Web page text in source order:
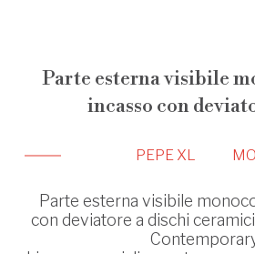
Parte esterna visibile
incasso con
PEPE XL
Parte esterna visibile
con deviatore a dischi